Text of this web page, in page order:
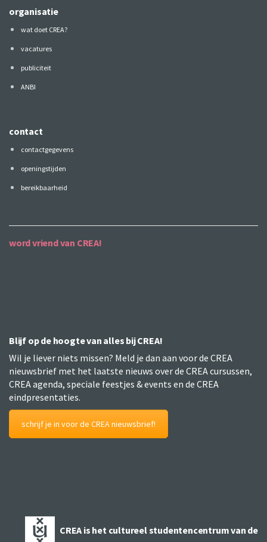
organisatie
wat doet CREA?
vacatures
publiciteit
ANBI
contact
contactgegevens
openingstijden
bereikbaarheid
word vriend van CREA!
Blijf op de hoogte van alles bij CREA!
Wil je liever niets missen? Meld je dan aan voor de CREA
nieuwsbrief met het laatste nieuws over de CREA cursussen,
CREA agenda, speciale feestjes & events en de CREA
eindpresentaties.
schrijf je in voor de CREA nieuwsbrief!
CREA is het cultureel studentencentrum van de